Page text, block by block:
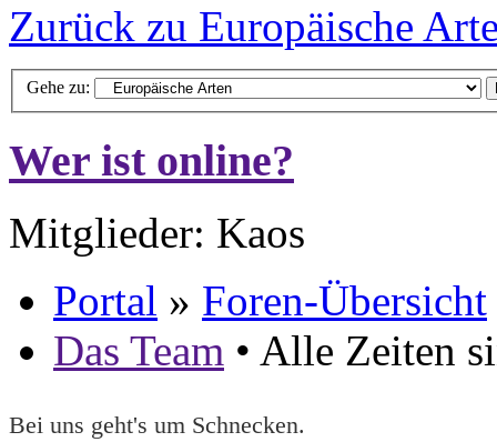
Zurück zu Europäische
Gehe zu:
Wer ist online?
Mitglieder: Kaos
Portal » Foren-Übersicht
Das Team • Alle Zeiten
Bei uns geht's um Schnecken.